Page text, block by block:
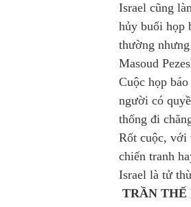
Israel cũng
hủy buổi họp
thường
Masoud
Cuộc họp
người có
thống đi
Rốt cuộc, với
chiến tranh
Israel là tử
TRẦN THẾ